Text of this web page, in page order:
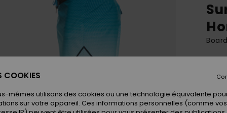
COOKIES
mêmes utilisons des cookies ou une technologie équivalente
sur votre appareil. Ces informations personnelles (comme